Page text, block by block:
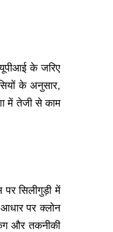
के जरिए
के अनुसार,
में तेजी से काम
सिलीगुड़ी में
पर क्लोन
और तकनीकी